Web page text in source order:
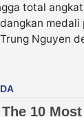
total
Nguyen